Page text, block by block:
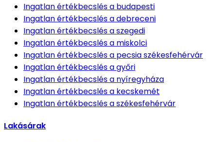
Ingatlan értékbecslésa budapesti
Ingatlan értékbecslésa debreceni
Ingatlan értékbecslésa szegedi
Ingatlan értékbecslésa miskolci
Ingatlan értékbecslésa pecsia székesfehérvár
Ingatlan értékbecslésa győri
Ingatlan értékbecslésa nyíregyháza
Ingatlan értékbecslésa kecskemét
Ingatlan értékbecslésa székesfehérvár
Lakásárak